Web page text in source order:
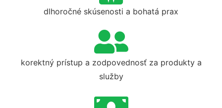
dlhoročné skúsenosti a bohatá prax
korektný prístup a zodpovednosť za produkty a
služby